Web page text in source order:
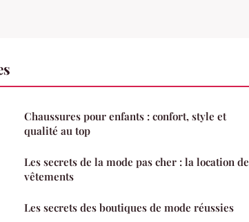
Chaussures pour enfants : confort, style et
qualité au top
Les secrets de la mode pas cher : la location de
vêtements
Les secrets des boutiques de mode réussies